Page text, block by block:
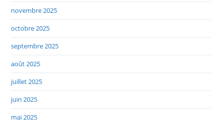
novembre 2025
octobre 2025
septembre 2025
août 2025
juillet 2025
juin 2025
mai 2025